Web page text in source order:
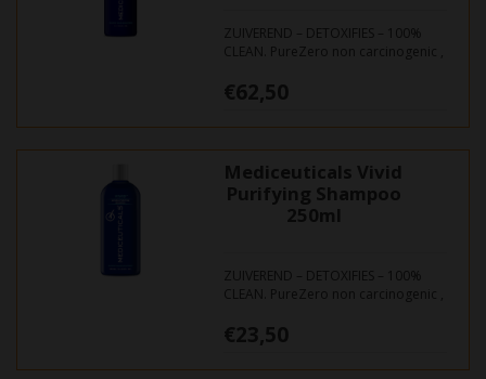
ZUIVEREND – DETOXIFIES – 100%
CLEAN. PureZero non carcinogenic ,
verwijdert toxines en
opeenstapelingen van cosmetica-
restanten. Natuurlijk appel-
de zuurgraad van het haar en de
hoo...
€62,50
Mediceuticals Vivid
Purifying Shampoo
250ml
ZUIVEREND – DETOXIFIES – 100%
CLEAN. PureZero non carcinogenic ,
verwijdert toxines en
opeenstapelingen van cosmetica-
restanten. Natuurlijk appel-
€23,50